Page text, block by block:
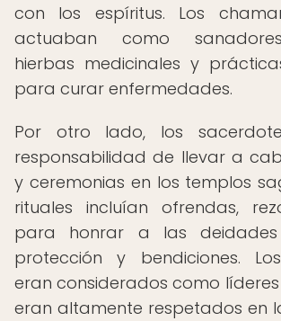
con los espíritus. Los
actuaban como
hierbas medicinales y
para curar enfermedades.
Por otro lado, los
responsabilidad de llevar a
y ceremonias en los templos
rituales incluían ofrendas,
para honrar a las
protección y bendiciones.
eran considerados como
eran altamente respetados en